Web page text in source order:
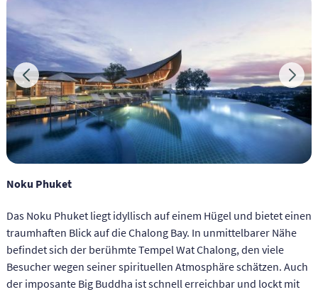
Noku Phuket
Das Noku Phuket liegt idyllisch auf einem Hügel und bietet einen
traumhaften Blick auf die Chalong Bay. In unmittelbarer Nähe
befindet sich der berühmte Tempel Wat Chalong, den viele
Besucher wegen seiner spirituellen Atmosphäre schätzen. Auch
der imposante Big Buddha ist schnell erreichbar und lockt mit